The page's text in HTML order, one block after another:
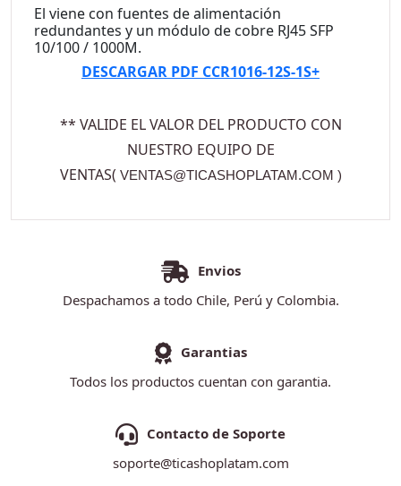
El viene con fuentes de alimentación
redundantes y un módulo de cobre RJ45 SFP
10/100 / 1000M.
DESCARGAR PDF CCR1016-12S-1S+
** VALIDE EL VALOR DEL PRODUCTO CON
NUESTRO EQUIPO DE
VENTAS( VENTAS@TICASHOPLATAM.COM )
Envios
Despachamos a todo Chile, Perú y Colombia.
Garantias
Todos los productos cuentan con garantia.
Contacto de Soporte
soporte@ticashoplatam.com